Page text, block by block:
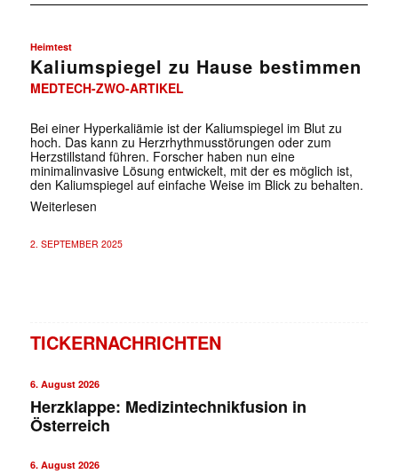
Heimtest
Kaliumspiegel zu Hause bestimmen
MEDTECH-ZWO-ARTIKEL
Bei einer Hyperkaliämie ist der Kaliumspiegel im Blut zu
hoch. Das kann zu Herzrhythmusstörungen oder zum
Herzstillstand führen. Forscher haben nun eine
minimalinvasive Lösung entwickelt, mit der es möglich ist,
den Kaliumspiegel auf einfache Weise im Blick zu behalten.
Weiterlesen
2. SEPTEMBER 2025
TICKERNACHRICHTEN
6. August 2026
Herzklappe: Medizintechnikfusion in
Österreich
6. August 2026